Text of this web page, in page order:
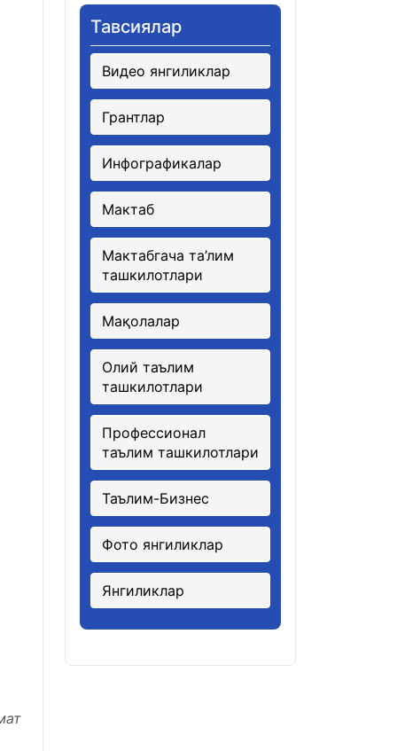
Тавсиялар
Видео янгиликлар
Грантлар
Инфографикалар
Мактаб
Мактабгача та’лим
ташкилотлари
Мақолалар
Олий таълим
ташкилотлари
Профессионал
таълим ташкилотлари
Таълим-Бизнес
Фото янгиликлар
Янгиликлар